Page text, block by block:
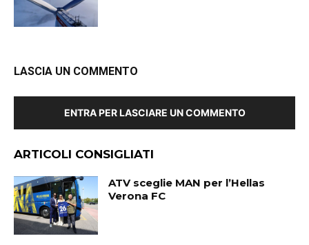
LASCIA UN COMMENTO
ENTRA PER LASCIARE UN COMMENTO
ARTICOLI CONSIGLIATI
ATV sceglie MAN per l’Hellas
Verona FC